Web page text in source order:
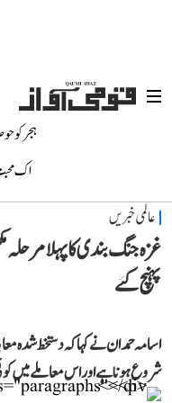
ہجر کو
اک
عالمی خبریں
پہنچ گئے
اسامہ حمدان نے کہا کہ دستخط شدہ
شروع ہونا ہے اور اس معاملے میں